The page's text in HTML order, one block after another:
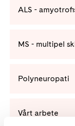
ALS -
MS - multipel
Polyneuropati
Vårt arbete